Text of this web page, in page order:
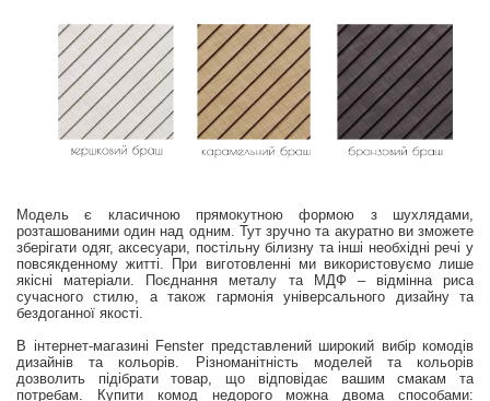
Модель є класичною прямокутною формою з шухлядами,
розташованими один над одним. Тут зручно та акуратно ви зможете
зберігати одяг, аксесуари, постільну білизну та інші необхідні речі у
повсякденному житті. При виготовленні ми використовуємо лише
якісні матеріали. Поєднання металу та МДФ – відмінна риса
сучасного стилю, а також гармонія універсального дизайну та
бездоганної якості.
В інтернет-магазині Fenster представлений широкий вибір комодів
дизайнів та кольорів. Різноманітність моделей та кольорів
дозволить підібрати товар, що відповідає вашим смакам та
потребам. Купити комод недорого можна двома способами: